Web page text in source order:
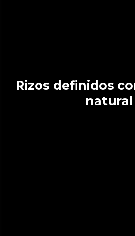
Rizos definidos con volumen
natural